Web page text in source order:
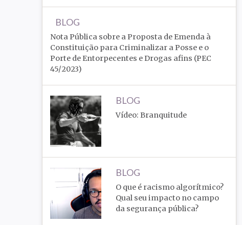
BLOG
Nota Pública sobre a Proposta de Emenda à
Constituição para Criminalizar a Posse e o
Porte de Entorpecentes e Drogas afins (PEC
45/2023)
BLOG
Vídeo: Branquitude
BLOG
O que é racismo algorítmico?
Qual seu impacto no campo
da segurança pública?